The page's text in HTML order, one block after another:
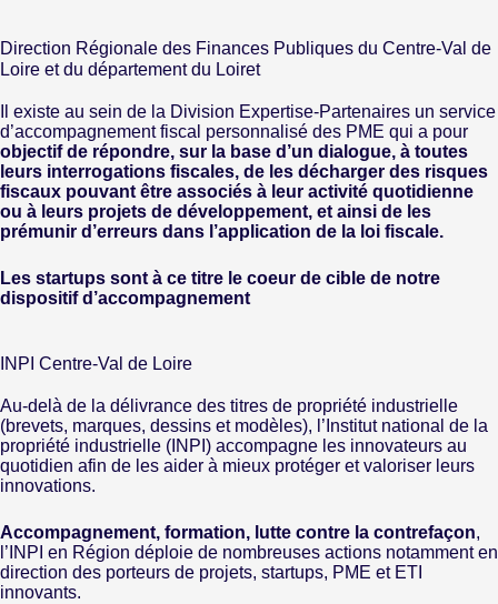
Direction Régionale des Finances Publiques du Centre-Val de
Loire et du département du Loiret
Il existe au sein de la Division Expertise-Partenaires un service
d’accompagnement fiscal personnalisé des PME qui a pour
objectif de répondre, sur la base d’un dialogue, à toutes
leurs interrogations fiscales, de les décharger des risques
fiscaux pouvant être associés à leur activité quotidienne
ou à leurs projets de développement, et ainsi de les
prémunir d’erreurs dans l’application de la loi fiscale.
Les startups sont à ce titre le coeur de cible de notre
dispositif d’accompagnement
INPI Centre-Val de Loire
Au-delà de la délivrance des titres de propriété industrielle
(brevets, marques, dessins et modèles), l’Institut national de la
propriété industrielle (INPI) accompagne les innovateurs au
quotidien afin de les aider à mieux protéger et valoriser leurs
innovations.
Accompagnement, formation, lutte contre la contrefaçon,
l’INPI en Région déploie de nombreuses actions notamment en
direction des porteurs de projets, startups, PME et ETI
innovants.